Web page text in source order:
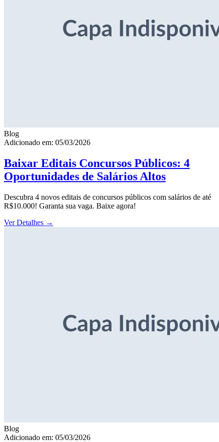
Blog
Adicionado em: 05/03/2026
Baixar Editais Concursos Públicos: 4
Oportunidades de Salários Altos
Descubra 4 novos editais de concursos públicos com salários de até
R$10.000! Garanta sua vaga. Baixe agora!
Ver Detalhes →
Blog
Adicionado em: 05/03/2026